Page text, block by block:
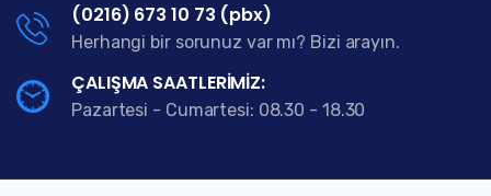
(0216) 673 10 73 (pbx)
Herhangi bir sorunuz var mı? Bizi arayın.
ÇALIŞMA SAATLERİMİZ:
Pazartesi - Cumartesi: 08.30 - 18.30